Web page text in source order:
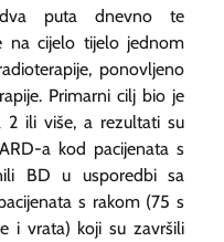
puta dnevno te
na cijelo tijelo jednom
ponovljeno
Primarni cilj bio je
2 ili više, a rezultati su
a kod pacijenata s
BD u usporedbi sa
s rakom (75 s
i vrata) koji su završili